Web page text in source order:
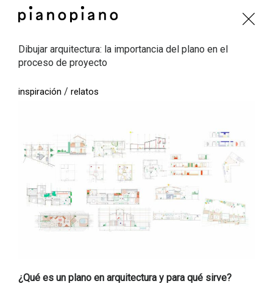
Dibujar arquitectura: la importancia del plano en el
proceso de proyecto
inspiración / relatos
¿Qué es un plano en arquitectura y para qué sirve?